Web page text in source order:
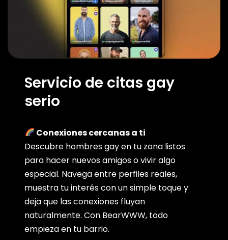
Servicio de citas gay
serio
Conexiones cercanas a ti
Descubre hombres gay en tu zona listos
para hacer nuevos amigos o vivir algo
especial. Navega entre perfiles reales,
muestra tu interés con un simple toque y
deja que las conexiones fluyan
naturalmente. Con BearWWW, todo
empieza en tu barrio.